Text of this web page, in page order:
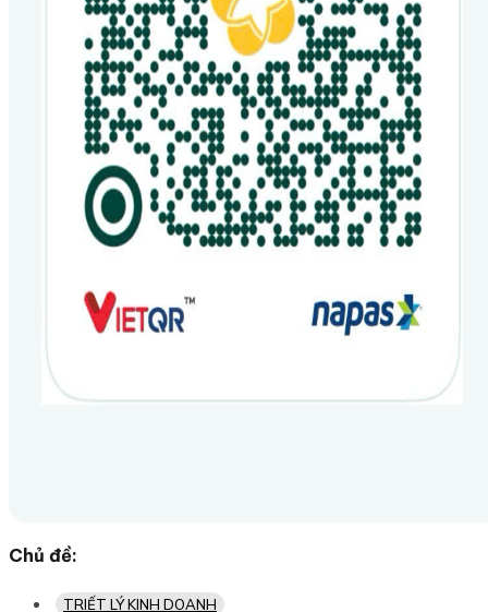
Chủ đề:
TRIẾT LÝ KINH DOANH